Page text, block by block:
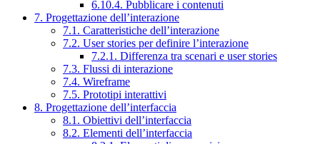
6.10.4. Pubblicare i contenuti
7. Progettazione dell’interazione
7.1. Caratteristiche dell’interazione
7.2. User stories per definire l’interazione
7.2.1. Differenza tra scenari e user stories
7.3. Flussi di interazione
7.4. Wireframe
7.5. Prototipi interattivi
8. Progettazione dell’interfaccia
8.1. Obiettivi dell’interfaccia
8.2. Elementi dell’interfaccia